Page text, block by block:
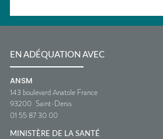
EN ADÉQUATION AVEC
ANSM
143 boulevard Anatole France
93200 Saint-Denis
01 55 87 30 00
MINISTÈRE DE LA SANTÉ